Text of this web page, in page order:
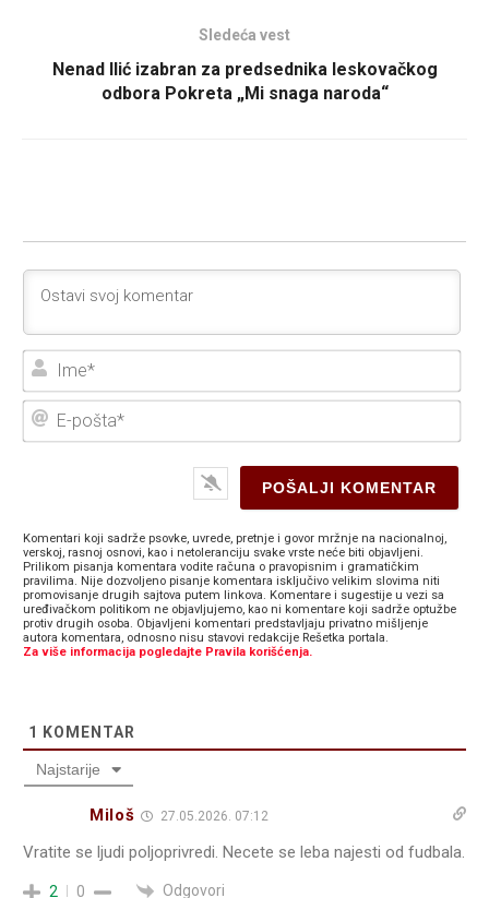
Sledeća vest
Nenad Ilić izabran za predsednika leskovačkog
odbora Pokreta „Mi snaga naroda“
E-
Komentari koji sadrže psovke, uvrede, pretnje i govor mržnje na nacionalnoj,
verskoj, rasnoj osnovi, kao i netoleranciju svake vrste neće biti objavljeni.
Prilikom pisanja komentara vodite računa o pravopisnim i gramatičkim
pravilima. Nije dozvoljeno pisanje komentara isključivo velikim slovima niti
promovisanje drugih sajtova putem linkova. Komentare i sugestije u vezi sa
uređivačkom politikom ne objavljujemo, kao ni komentare koji sadrže optužbe
protiv drugih osoba. Objavljeni komentari predstavljaju privatno mišljenje
autora komentara, odnosno nisu stavovi redakcije Rešetka portala.
Za više informacija pogledajte Pravila korišćenja.
1 KOMENTAR
Najstarije
Miloš 27.05.2026. 07:12
Vratite se ljudi poljoprivredi. Necete se leba najesti od fudbala.
2 0 Odgovori